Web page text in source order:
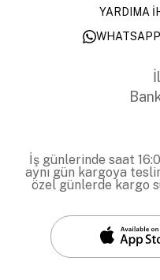
YARDIMA
WHATSAPP
İş günlerinde saat
aynı gün kargoya
özel günlerde kargo